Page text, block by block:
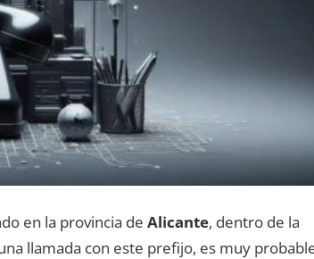
en la provincia dе Alicante, dentro dе la
llamada сοn еstе prefijo, es muy